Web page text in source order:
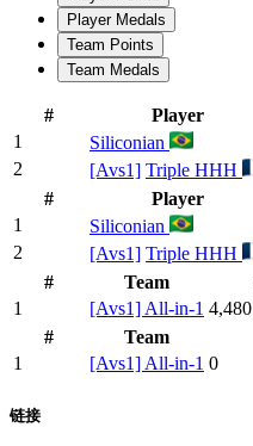
Player Medals
Team Points
Team Medals
# Player
1
Siliconian
2
[Avs1] Triple HHH
#
Player
1
Siliconian
2
[Avs1] Triple HHH
#
Team
1
[Avs1] All-in-1 4,480
#
Team
1
[Avs1] All-in-1 0
链接